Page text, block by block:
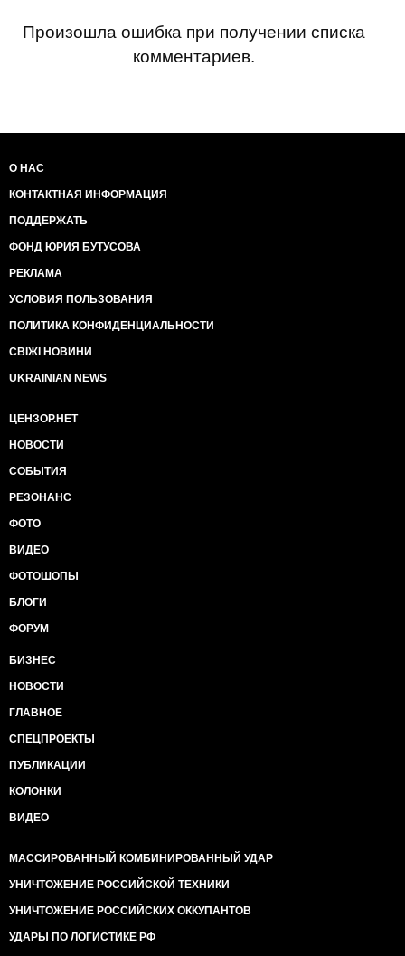
Произошла ошибка при получении списка
комментариев.
О НАС
КОНТАКТНАЯ ИНФОРМАЦИЯ
ПОДДЕРЖАТЬ
ФОНД ЮРИЯ БУТУСОВА
РЕКЛАМА
УСЛОВИЯ ПОЛЬЗОВАНИЯ
ПОЛИТИКА КОНФИДЕНЦИАЛЬНОСТИ
СВІЖІ НОВИНИ
UKRAINIAN NEWS
ЦЕНЗОР.НЕТ
НОВОСТИ
СОБЫТИЯ
РЕЗОНАНС
ФОТО
ВИДЕО
ФОТОШОПЫ
БЛОГИ
ФОРУМ
БИЗНЕС
НОВОСТИ
ГЛАВНОЕ
СПЕЦПРОЕКТЫ
ПУБЛИКАЦИИ
КОЛОНКИ
ВИДЕО
МАССИРОВАННЫЙ КОМБИНИРОВАННЫЙ УДАР
УНИЧТОЖЕНИЕ РОССИЙСКОЙ ТЕХНИКИ
УНИЧТОЖЕНИЕ РОССИЙСКИХ ОККУПАНТОВ
УДАРЫ ПО ЛОГИСТИКЕ РФ